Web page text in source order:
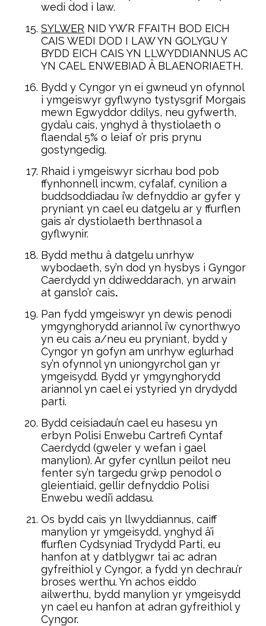
wedi dod i law.
SYLWER NID YW’R FFAITH BOD EICH
CAIS WEDI DOD I LAW YN GOLYGU Y
BYDD EICH CAIS YN LLWYDDIANNUS AC
YN CAEL ENWEBIAD Â BLAENORIAETH.
Bydd y Cyngor yn ei gwneud yn ofynnol
i ymgeiswyr gyflwyno tystysgrif Morgais
mewn Egwyddor ddilys, neu gyfwerth,
gyda’u cais, ynghyd â thystiolaeth o
flaendal 5% o leiaf o’r pris prynu
gostyngedig.
Rhaid i ymgeiswyr sicrhau bod pob
ffynhonnell incwm, cyfalaf, cynilion a
buddsoddiadau i’w defnyddio ar gyfer y
pryniant yn cael eu datgelu ar y ffurflen
gais a’r dystiolaeth berthnasol a
gyflwynir.
Bydd methu â datgelu unrhyw
wybodaeth, sy’n dod yn hysbys i Gyngor
Caerdydd yn ddiweddarach, yn arwain
at ganslo’r cais.
Pan fydd ymgeiswyr yn dewis penodi
ymgynghorydd ariannol i’w cynorthwyo
yn eu cais a/neu eu pryniant, bydd y
Cyngor yn gofyn am unrhyw eglurhad
sy’n ofynnol yn uniongyrchol gan yr
ymgeisydd. Bydd yr ymgynghorydd
ariannol yn cael ei ystyried yn drydydd
parti.
Bydd ceisiadau’n cael eu hasesu yn
erbyn Polisi Enwebu Cartrefi Cyntaf
Caerdydd (gweler y wefan i gael
manylion). Ar gyfer cynllun peilot neu
fenter sy’n targedu grŵp penodol o
gleientiaid, gellir defnyddio Polisi
Enwebu wedi’i addasu.
Os bydd cais yn llwyddiannus, caiff
manylion yr ymgeisydd, ynghyd â’i
ffurflen Cydsyniad Trydydd Parti, eu
hanfon at y datblygwr tai ac adran
gyfreithiol y Cyngor, a fydd yn dechrau’r
broses werthu. Yn achos eiddo
ailwerthu, bydd manylion yr ymgeisydd
yn cael eu hanfon at adran gyfreithiol y
Cyngor.